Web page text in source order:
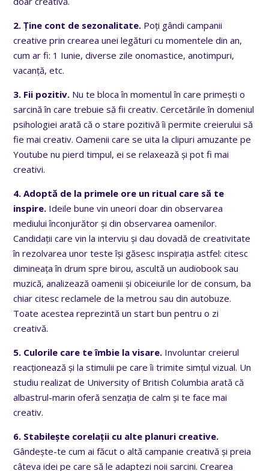
2. Ține cont de sezonalitate. Poți gândi campanii
creative prin crearea unei legături cu momentele din an,
cum ar fi: 1 Iunie, diverse zile onomastice, anotimpuri,
vacanță, etc.
3. Fii pozitiv. Nu te bloca în momentul în care primești o
sarcină în care trebuie să fii creativ. Cercetările în domeniul
psihologiei arată că o stare pozitivă îi permite creierului să
fie mai creativ. Oamenii care se uita la clipuri amuzante pe
Youtube nu pierd timpul, ei se relaxează și pot fi mai
creativi.
4. Adoptă de la primele ore un ritual care să te
inspire. Ideile bune vin uneori doar din observarea
mediului înconjurător și din observarea oamenilor.
Candidații care vin la interviu și dau dovadă de creativitate
în rezolvarea unor teste își găsesc inspirația astfel: citesc
dimineața în drum spre birou, ascultă un audiobook sau
muzică, analizează oamenii și obiceiurile lor de consum, ba
chiar citesc reclamele de la metrou sau din autobuze.
Toate acestea reprezintă un start bun pentru o zi
creativă.
5. Culorile care te îmbie la visare. Involuntar creierul
reacționează și la stimulii pe care îi trimite simțul vizual. Un
studiu realizat de University of British Columbia arată că
albastrul-marin oferă senzația de calm și te face mai
creativ.
6. Stabilește corelații cu alte planuri creative.
Gândește-te cum ai făcut o altă campanie creativă și preia
câteva idei pe care să le adaptezi noii sarcini. Crearea